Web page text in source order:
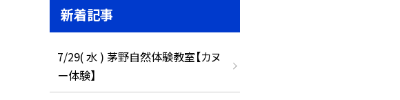
新着記事
7/29( 水 ) 茅野自然体験教室【カヌ
ー体験】